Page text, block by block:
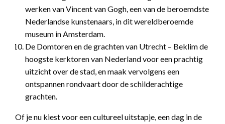
werken van Vincent van Gogh, een van de beroemdste
Nederlandse kunstenaars, in dit wereldberoemde
museum in Amsterdam.
De Domtoren en de grachten van Utrecht – Beklim de
hoogste kerktoren van Nederland voor een prachtig
uitzicht over de stad, en maak vervolgens een
ontspannen rondvaart door de schilderachtige
grachten.
Of je nu kiest voor een cultureel uitstapje, een dag in de